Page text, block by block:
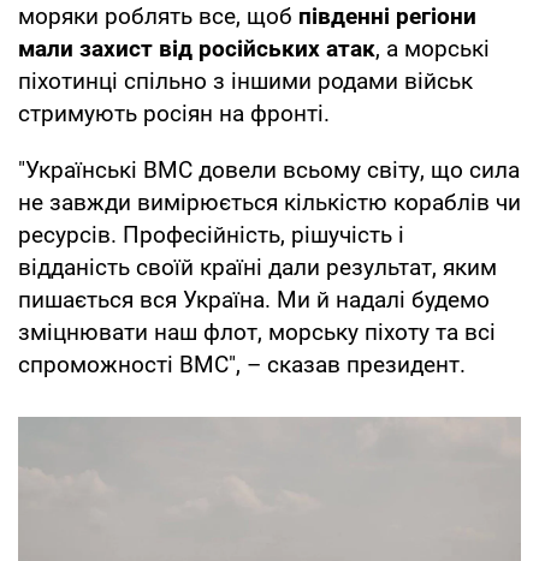
моряки роблять все, щоб південні регіони
мали захист від російських атак, а морські
піхотинці спільно з іншими родами військ
стримують росіян на фронті.
"Українські ВМС довели всьому світу, що сила
не завжди вимірюється кількістю кораблів чи
ресурсів. Професійність, рішучість і
відданість своїй країні дали результат, яким
пишається вся Україна. Ми й надалі будемо
зміцнювати наш флот, морську піхоту та всі
спроможності ВМС", – сказав президент.